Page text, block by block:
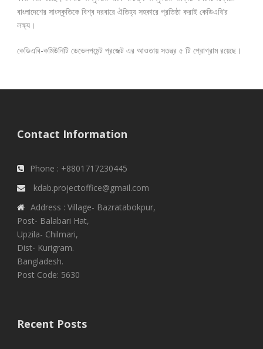
বাংলাদেশের সাংস্কৃতিকে বিশ্ব দরবারে ঐতিহ্য সহকারে প্রতিষ্ঠা করাই কেডিএবি’র
লক্ষ্য।
কেডিএবি-কমিউনিটি ডেভেলপমেন্ট প্রজেক্ট এর আওতায় সতন্ত্র ৫ টি প্রোগ্রাম রয়েছে।
Contact Information
Phone : +8801717230445
kdab.projectoffice@gmail.com
Address : Village- Bazratabokpur,
Post- Balabari Hat,
Upzila- Chilmari,
Dist- Kurigram.
Bangladesh.
Post Code: 5630
Recent Posts